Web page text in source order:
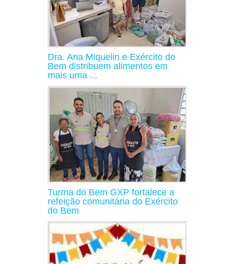
Dra. Ana Miquelin e Exército do
Bem distribuem alimentos em
mais uma ...
Turma do Bem GXP fortalece a
refeição comunitária do Exército
do Bem